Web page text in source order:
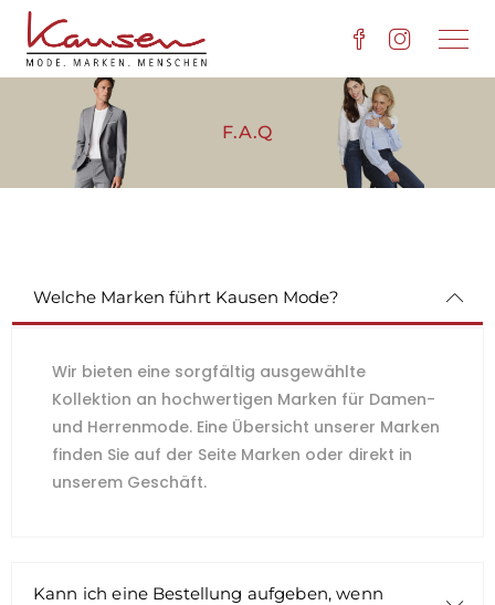
F.A.Q
Welche Marken führt Kausen Mode?
Wir bieten eine sorgfältig ausgewählte
Kollektion an hochwertigen Marken für Damen-
und Herrenmode. Eine Übersicht unserer Marken
finden Sie auf der Seite Marken oder direkt in
unserem Geschäft.
Kann ich eine Bestellung aufgeben, wenn